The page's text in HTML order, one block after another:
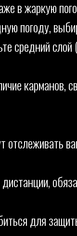
в жаркую
погоду,
средний
карманов,
для